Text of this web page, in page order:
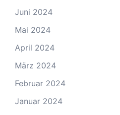
Juni 2024
Mai 2024
April 2024
März 2024
Februar 2024
Januar 2024